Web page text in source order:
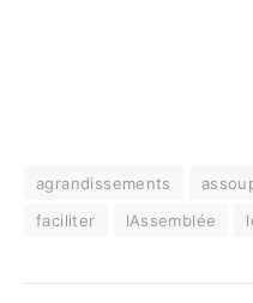
agrandissements
faciliter
lAssemblée